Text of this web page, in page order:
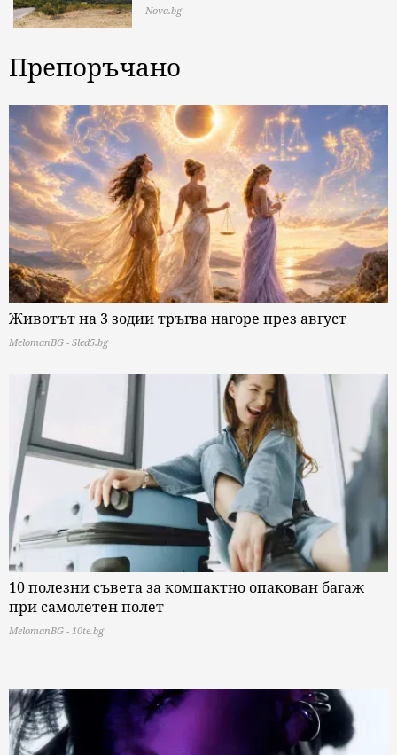
Nova.bg
Препоръчано
Животът на 3 зодии тръгва нагоре през август
MelomanBG - Sled5.bg
10 полезни съвета за компактно опакован багаж
при самолетен полет
MelomanBG - 10te.bg